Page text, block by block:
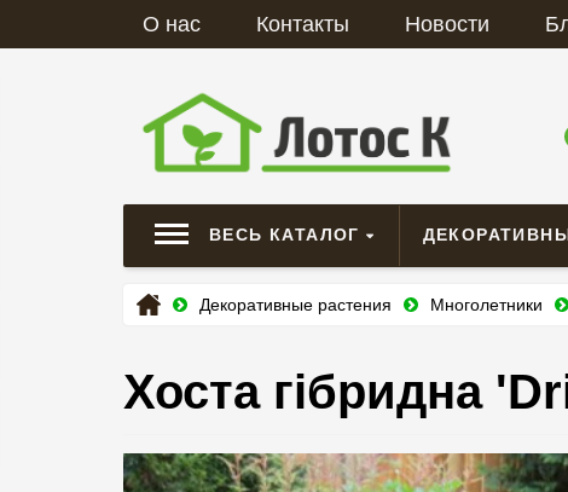
О нас Контакты Новости
ВЕСЬ КАТАЛОГ
Декоративные растения Многолетники
Хоста гібридна